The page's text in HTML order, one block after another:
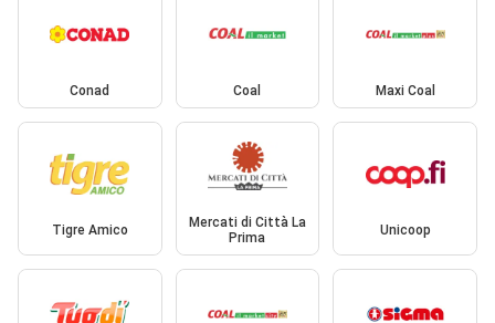
Conad Coal Maxi Coal
Tigre Amico
Mercati di Città La
Prima
Unicoop